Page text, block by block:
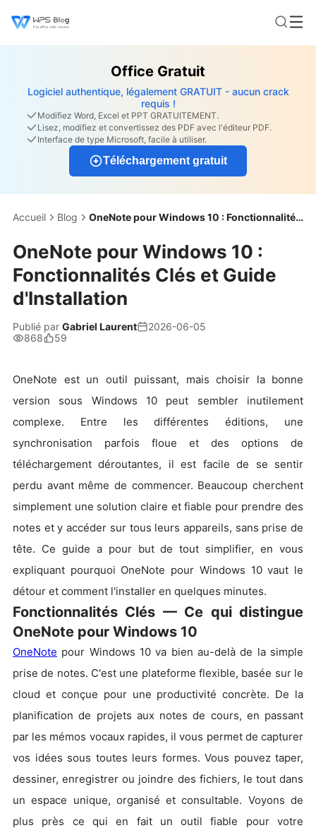
Office Gratuit
Logiciel authentique, légalement GRATUIT - aucun crack
requis !
Modifiez Word, Excel et PPT GRATUITEMENT.
Lisez, modifiez et convertissez des PDF avec l'éditeur PDF.
Interface de type Microsoft, facile à utiliser.
Téléchargement gratuit
Accueil Blog OneNote pour Windows 10 : Fonctionnalités Clés et Guide d'Installation
OneNote pour Windows 10 :
Fonctionnalités Clés et Guide
d'Installation
Publié par Gabriel Laurent
2026-06-05
868
59
OneNote est un outil puissant, mais choisir la bonne
version sous Windows 10 peut sembler inutilement
complexe. Entre les différentes éditions, une
synchronisation parfois floue et des options de
téléchargement déroutantes, il est facile de se sentir
perdu avant même de commencer. Beaucoup cherchent
simplement une solution claire et fiable pour prendre des
notes et y accéder sur tous leurs appareils, sans prise de
tête. Ce guide a pour but de tout simplifier, en vous
expliquant pourquoi OneNote pour Windows 10 vaut le
détour et comment l'installer en quelques minutes.
Fonctionnalités Clés — Ce qui distingue
OneNote pour Windows 10
OneNote pour Windows 10 va bien au-delà de la simple
prise de notes. C'est une plateforme flexible, basée sur le
cloud et conçue pour une productivité concrète. De la
planification de projets aux notes de cours, en passant
par les mémos vocaux rapides, il vous permet de capturer
vos idées sous toutes leurs formes. Vous pouvez taper,
dessiner, enregistrer ou joindre des fichiers, le tout dans
un espace unique, organisé et consultable. Voyons de
plus près ce qui en fait un outil fiable pour votre